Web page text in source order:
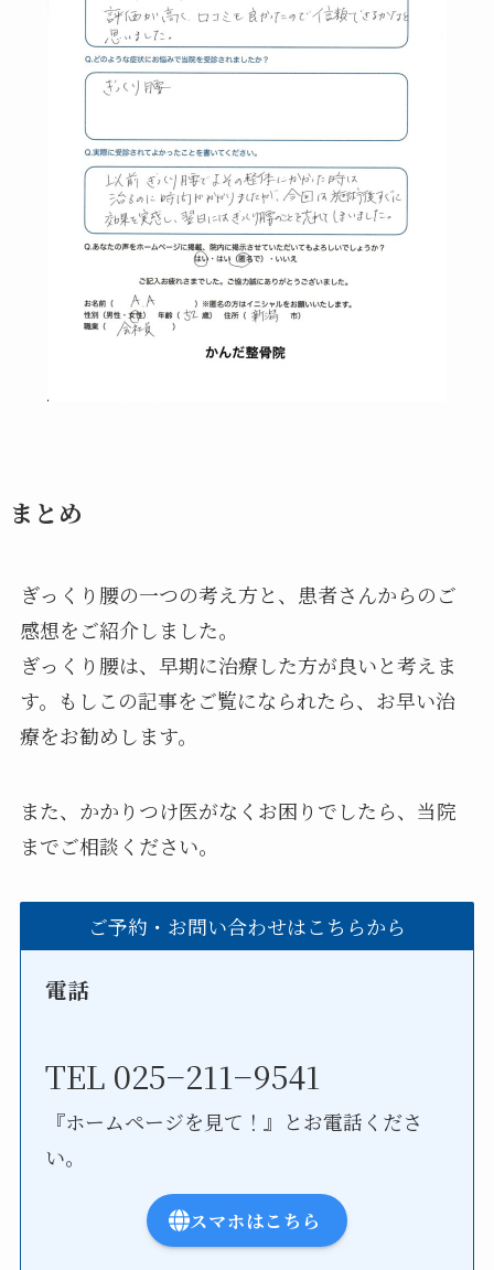
まとめ
ぎっくり腰の一つの考え方と、患者さんからのご
感想をご紹介しました。
ぎっくり腰は、早期に治療した方が良いと考えま
す。もしこの記事をご覧になられたら、お早い治
療をお勧めします。
また、かかりつけ医がなくお困りでしたら、当院
までご相談ください。
ご予約・お問い合わせはこちらから
電話
TEL 025−211−9541
『ホームページを見て！』とお電話くださ
い。
スマホはこちら